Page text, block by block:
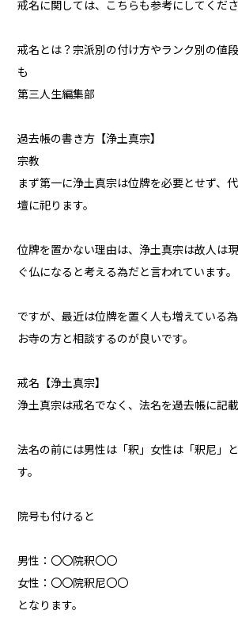
戒名に関しては、こちらも参考にしてくださ
戒名とは？宗派別の付け方やランク別の値
も
第三人生編集部
過去帳の書き方【浄土真宗】
宗教
まず第一に浄土真宗は位牌を必要とせず、
壇に祀ります。
位牌を置かない理由は、浄土真宗は故人は
ぐ仏になると考える為だと言われています。
ですが、最近は位牌を置く人も増えている
お寺の方と相談するのが良いです。
戒名【浄土真宗】
浄土真宗は戒名でなく、法名を過去帳に記載
法名の前には男性は「釈」女性は「釈尼」
す。
院号も付けると
男性：〇〇院釈〇〇
女性：〇〇院釈尼〇〇
となります。